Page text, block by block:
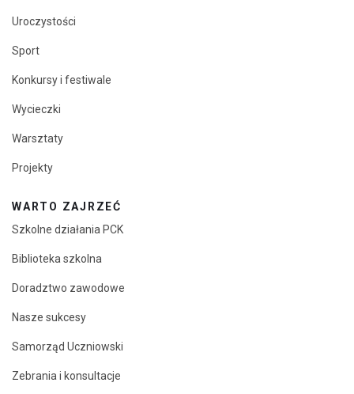
Uroczystości
Sport
Konkursy i festiwale
Wycieczki
Warsztaty
Projekty
WARTO ZAJRZEĆ
Szkolne działania PCK
Biblioteka szkolna
Doradztwo zawodowe
Nasze sukcesy
Samorząd Uczniowski
Zebrania i konsultacje